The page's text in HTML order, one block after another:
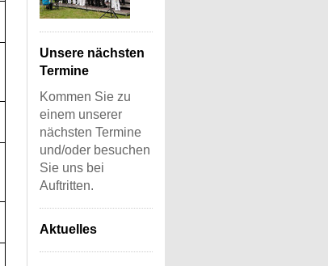
Unsere nächsten
Termine
Kommen Sie zu
einem unserer
nächsten Termine
und/oder besuchen
Sie uns bei
Auftritten.
Aktuelles